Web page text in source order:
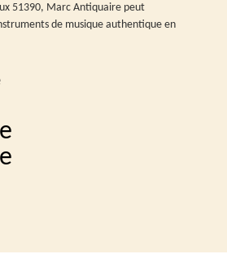
51390, Marc Antiquaire peut
de musique authentique en